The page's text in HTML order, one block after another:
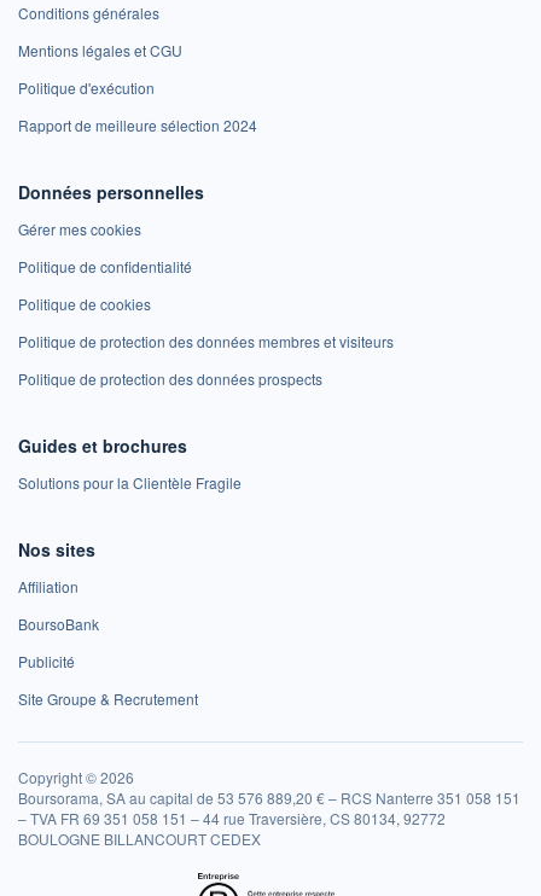
Conditions générales
Mentions légales et CGU
Politique d'exécution
Rapport de meilleure sélection 2024
Données personnelles
Gérer mes cookies
Politique de confidentialité
Politique de cookies
Politique de protection des données membres et visiteurs
Politique de protection des données prospects
Guides et brochures
Solutions pour la Clientèle Fragile
Nos sites
Affiliation
BoursoBank
Publicité
Site Groupe & Recrutement
Copyright © 2026
Boursorama, SA au capital de 53 576 889,20 € – RCS Nanterre 351 058 151
– TVA FR 69 351 058 151 – 44 rue Traversière, CS 80134, 92772
BOULOGNE BILLANCOURT CEDEX